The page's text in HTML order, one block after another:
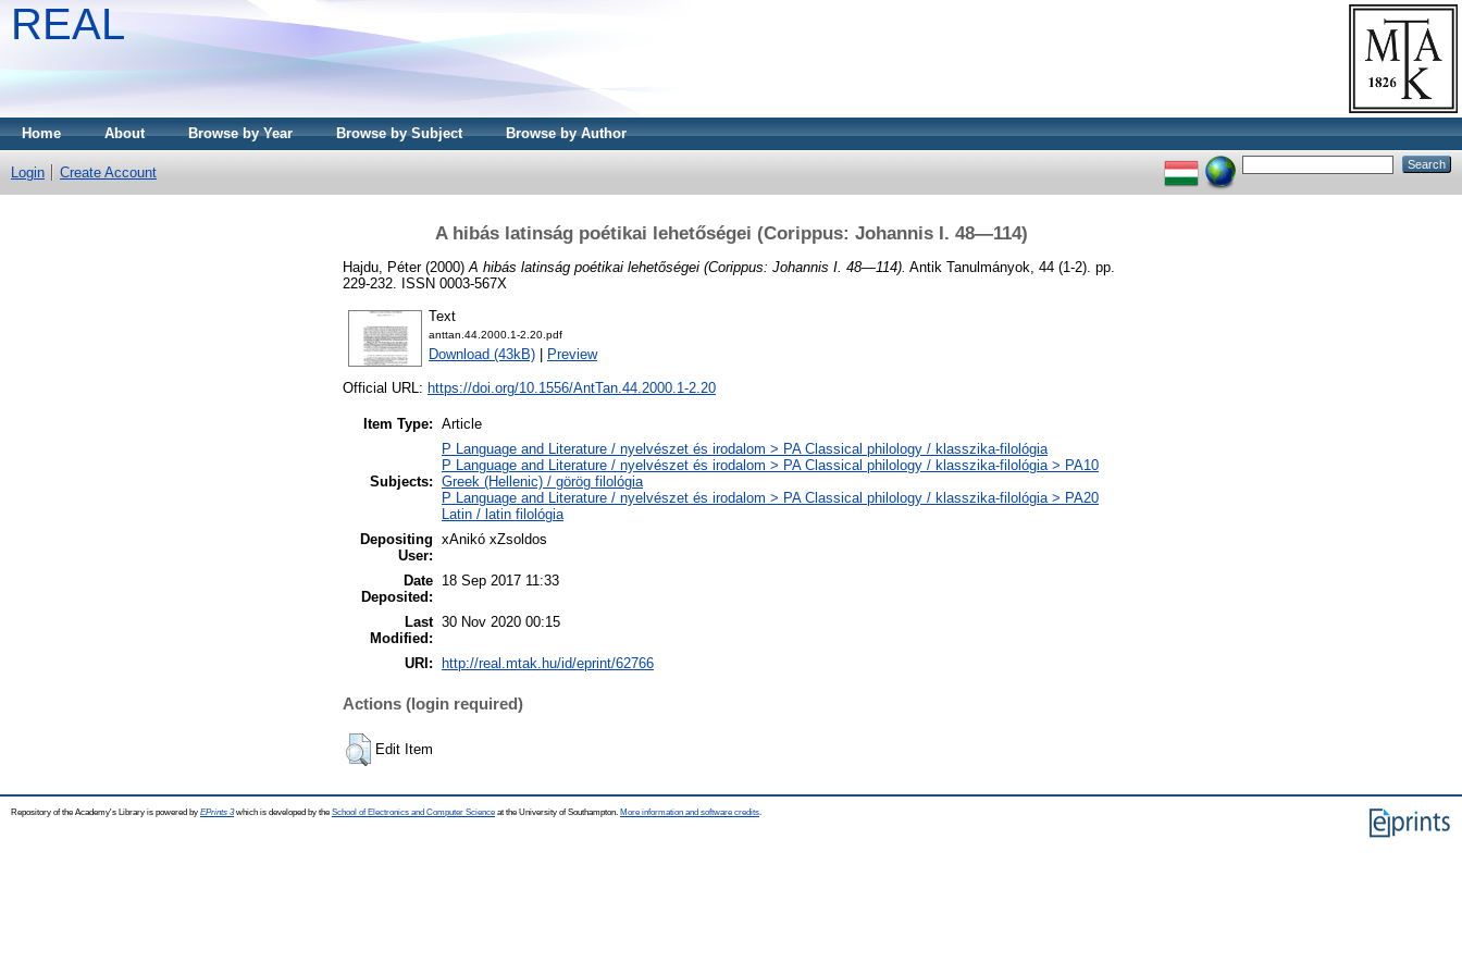
REAL
Home About Browse by Year Browse by Subject Browse by Author
Login Create Account
A hibás latinság poétikai lehetőségei (Corippus: Johannis I. 48—114)
Hajdu, Péter(2000) A hibás latinság poétikai lehetőségei (Corippus: Johannis I. 48—114). Antik Tanulmányok, 44 (1-2). pp.
229-232. ISSN 0003-567X
Text
anttan.44.2000.1-2.20.pdf
Download (43kB) Preview
Official URL: https://doi.org/10.1556/AntTan.44.2000.1-2.20
Item Type: Article
Subjects:
P Language and Literature / nyelvészet és irodalom > PA Classical philology / klasszika-filológia
P Language and Literature / nyelvészet és irodalom > PA Classical philology / klasszika-filológia > PA10
Greek (Hellenic) / görög filológia
P Language and Literature / nyelvészet és irodalom > PA Classical philology / klasszika-filológia > PA20
Latin / latin filológia
Depositing
User:
xAnikó xZsoldos
Date
Deposited:
18 Sep 2017 11:33
Last
Modified:
30 Nov 2020 00:15
URI: http://real.mtak.hu/id/eprint/62766
Actions (login required)
Edit Item
Repository of the Academy's Library is powered by EPrints 3which is developed by the School of Electronics and Computer Science at the University of Southampton. More information and software credits